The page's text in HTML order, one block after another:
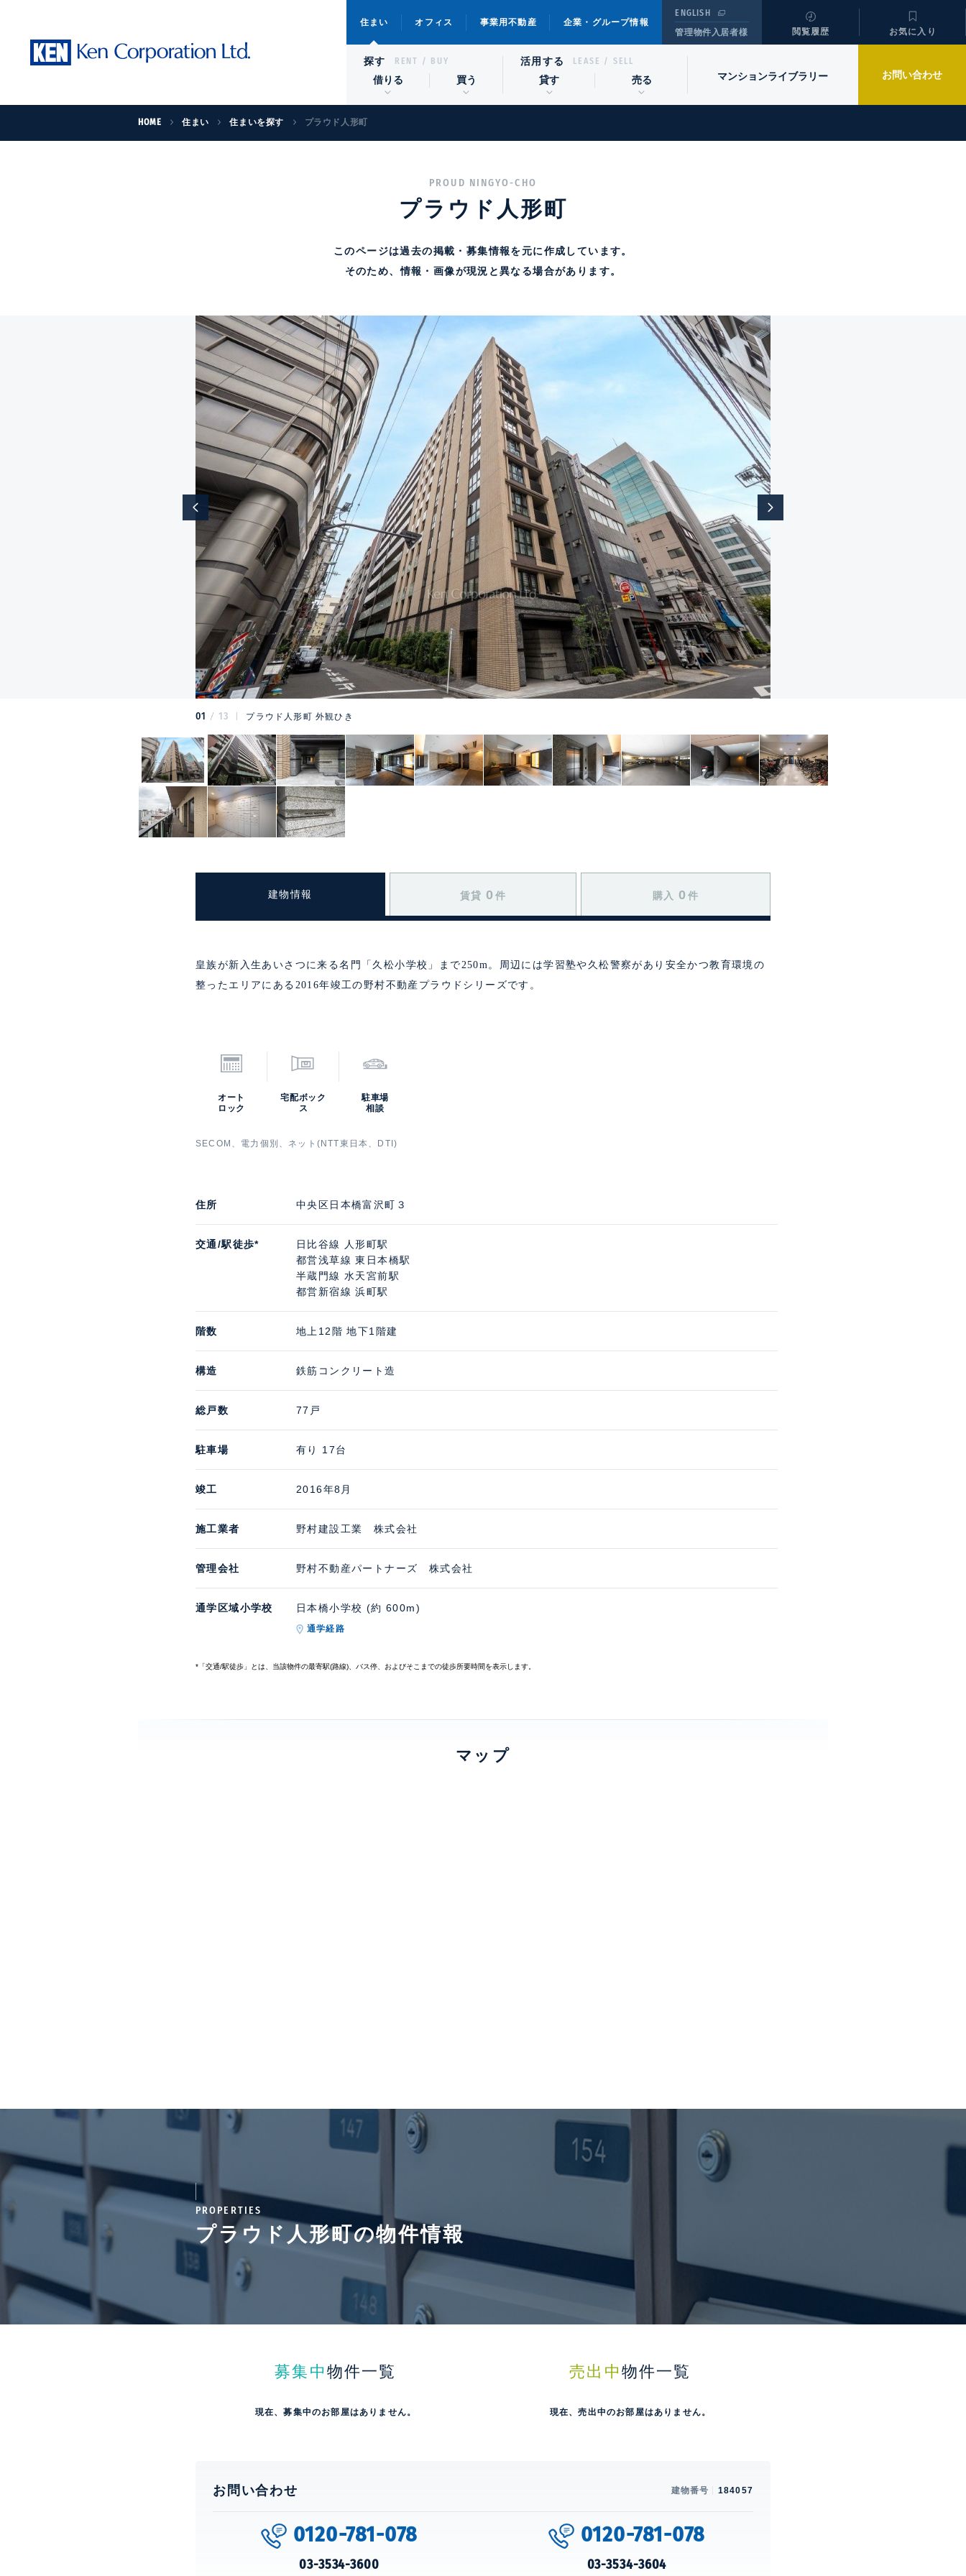
住まい オフィス 事業用不動産 企業・グループ情報
ENGLISH
管理物件入居者様
閲覧履歴 お気に入り
探す RENT / BUY
借りる 買う
活用する LEASE / SELL
貸す 売る マンションライブラリー お問い合わせ
HOME 住まい 住まいを探す プラウド人形町
PROUD NINGYO-CHO
プラウド人形町
このページは過去の掲載・募集情報を元に作成しています。
そのため、情報・画像が現況と異なる場合があります。
01 13 プラウド人形町 外観ひき
建物情報 賃貸 0 件 購入 0 件
皇族が新入生あいさつに来る名門「久松小学校」まで250m。周辺には学習塾や久松警察があり安全かつ教育環境の
整ったエリアにある2016年竣工の野村不動産プラウドシリーズです。
オート
ロック
宅配ボック
ス
駐車場
相談
SECOM、電力個別、ネット(NTT東日本、DTI)
住所 中央区日本橋富沢町３
交通/駅徒歩*
日比谷線 人形町駅
都営浅草線 東日本橋駅
半蔵門線 水天宮前駅
都営新宿線 浜町駅
階数 地上12階 地下1階建
構造 鉄筋コンクリート造
総戸数 77戸
駐車場 有り 17台
竣工 2016年8月
施工業者 野村建設工業 株式会社
管理会社 野村不動産パートナーズ 株式会社
通学区域小学校 日本橋小学校 (約 600m)
通学経路
*「交通/駅徒歩」とは、当該物件の最寄駅(路線)、バス停、およびそこまでの徒歩所要時間を表示します。
マップ
PROPERTIES
プラウド人形町の物件情報
募集中 物件一覧
現在、募集中のお部屋はありません。
売出中 物件一覧
現在、売出中のお部屋はありません。
お問い合わせ 建物番号 184057
0120-781-078
03-3534-3600
0120-781-078
03-3534-3604